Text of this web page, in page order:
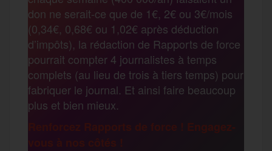
o
o
k
e
r
g
e
m
a
g
e
don ne serait-ce que de 1€, 2€ ou 3€/mois
(0,34€, 0,68€ ou 1,02€ après déduction
d’impôts), la rédaction de Rapports de force
pourrait compter 4 journalistes à temps
complets (au lieu de trois à tiers temps) pour
fabriquer le journal. Et ainsi faire beaucoup
plus et bien mieux.
Renforcez Rapports de force ! Engagez-
vous à nos côtés !